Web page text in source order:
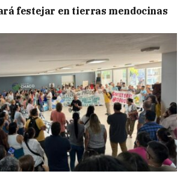
festejar en tierras mendocinas